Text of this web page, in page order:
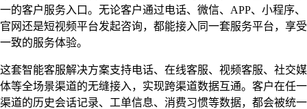
一的客户服务入口。无论客户通过电话、微信、APP、小程序、
官网还是短视频平台发起咨询，都能接入同一套服务平台，享受
一致的服务体验。
这套智能客服解决方案支持电话、在线客服、视频客服、社交媒
体等全场景渠道的无缝接入，实现跨渠道数据互通。客户在任一
渠道的历史会话记录、工单信息、消费习惯等数据，都会被统一